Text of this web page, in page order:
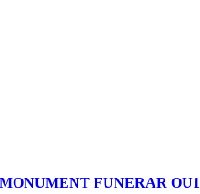
MONUMENT FUNERAR